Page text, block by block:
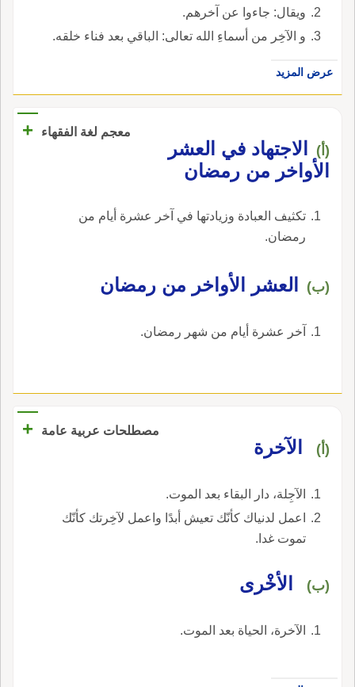
ويقال: جاءوا عن آخرهم.
و الآخِر من أسماءِ الله تعالى: الباقي بعد فناء خلقه.
عرض المزيد
معجم لغة الفقهاء +
(أ)
‏الاجتهاد في العشر
الأواخر من رمضان‏
‏تكثيف العبادة وزيادتها في آخر عشرة أيام من
رمضان‏.
(ب) ‏العشر الأواخر من رمضان‏
‏آخر عشرة أيام من شهر رمضان‏.
مصطلحات عربية عامة +
(أ) الآخرة
الآجِلة، دار البقاء بعد الموت.
اعمل لدنياك كأنّك تعيش أبدًا واعمل لآخِرتك كأنّك
تموت غدا.
(ب) الأخْرى
الآخرة، الحياة بعد الموت.